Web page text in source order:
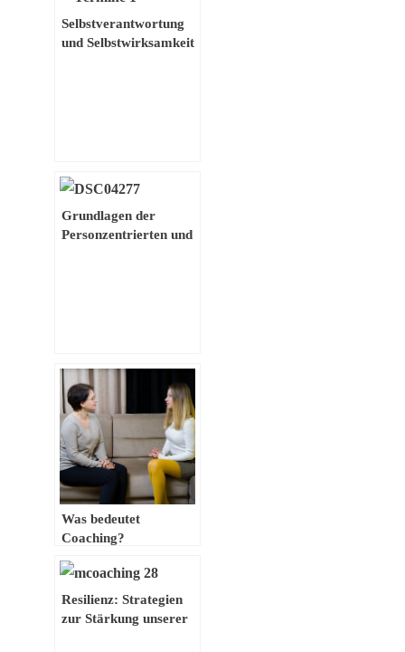
Selbstverantwortung
und Selbstwirksamkeit
Grundlagen der
Personzentrierten und
Was bedeutet
Coaching?
Resilienz: Strategien
zur Stärkung unserer